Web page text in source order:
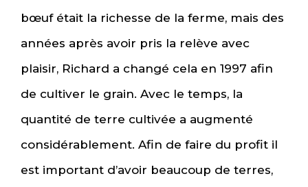
bœuf était la richesse de la ferme, mais des
années après avoir pris la relève avec
plaisir, Richard a changé cela en 1997 afin
de cultiver le grain. Avec le temps, la
quantité de terre cultivée a augmenté
considérablement. Afin de faire du profit il
est important d’avoir beaucoup de terres,